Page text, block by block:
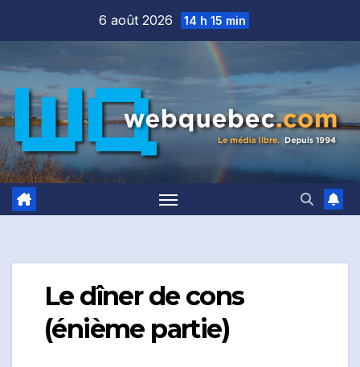
content
6 août 2026 14 h 15 min
Le dîner de cons
(énième partie)